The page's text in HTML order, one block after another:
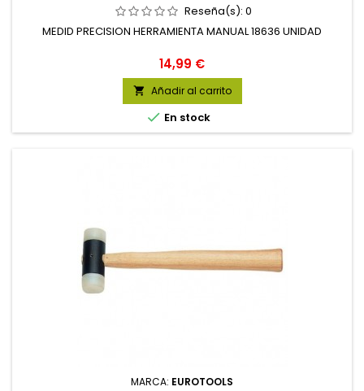
Reseña(s): 0
MEDID PRECISION HERRAMIENTA MANUAL 18636 UNIDAD
Precio
14,99 €
 Añadir al carrito
 En stock
MARCA: EUROTOOLS